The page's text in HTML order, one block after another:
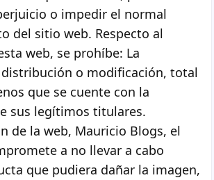
o impedir el normal
del sitio web. Respecto al
web, se prohíbe: La
o modificación, total
que se cuente con la
sus legítimos titulares.
de la web, Mauricio Blogs, el
a no llevar a cabo
que pudiera dañar la imagen,